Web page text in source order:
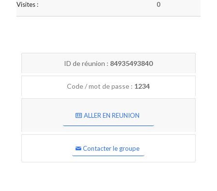
Visites : 0
ID de réunion : 84935493840
Code / mot de passe : 1234
ALLER EN REUNION
Contacter le groupe